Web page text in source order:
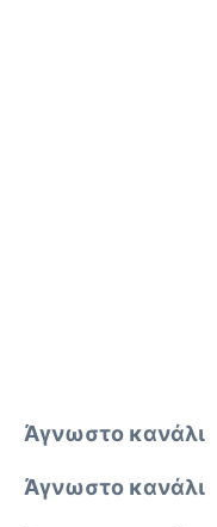
Άγνωστο κανάλι
Άγνωστο κανάλι